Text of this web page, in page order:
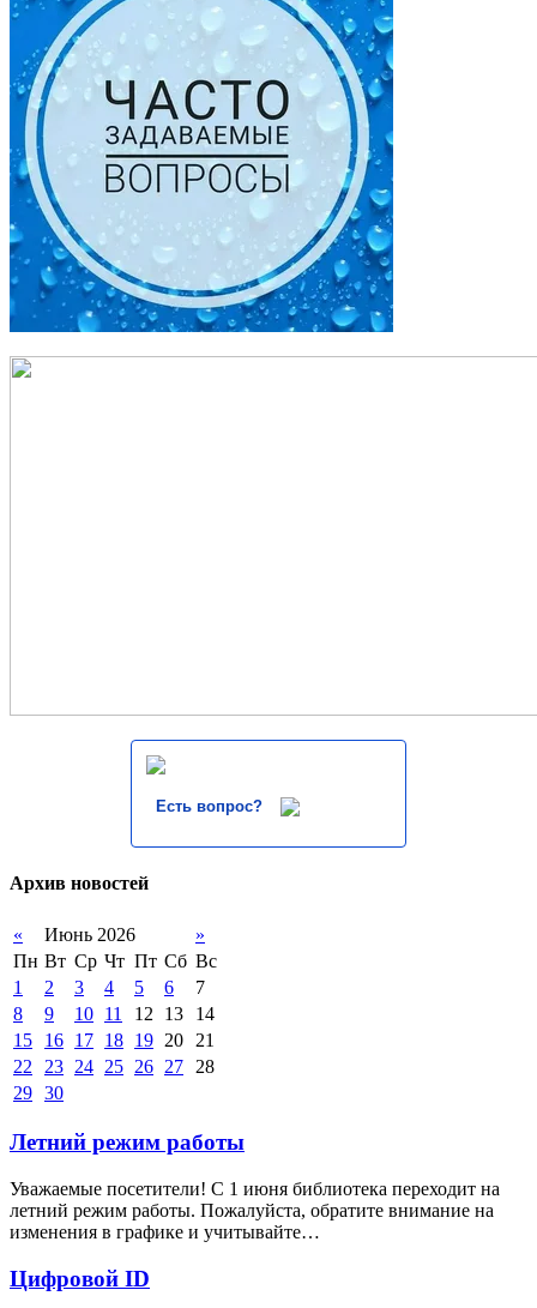
Есть вопрос?
Архив новостей
« Июнь 2026
»
Пн Вт Ср Чт Пт Сб Вс
1
2 3 4 5 6
7
8
9 10 11 12 13
14
15
16 17 18 19 20
21
22
23 24 25 26 27
28
29 30
Летний режим работы
Уважаемые посетители! С 1 июня библиотека переходит на
летний режим работы. Пожалуйста, обратите внимание на
изменения в графике и учитывайте…
Цифровой ID